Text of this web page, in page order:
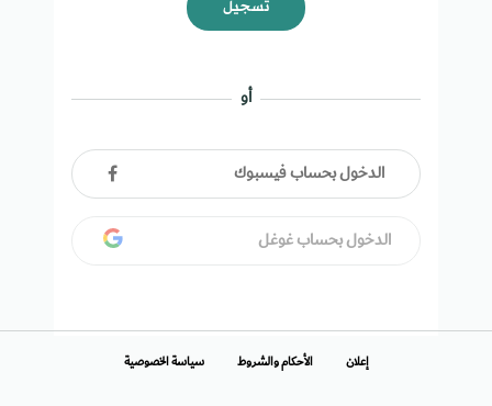
تسجيل
أو
الدخول بحساب فيسبوك
الدخول بحساب غوغل
إعلان الأحكام والشروط سياسة الخصوصية